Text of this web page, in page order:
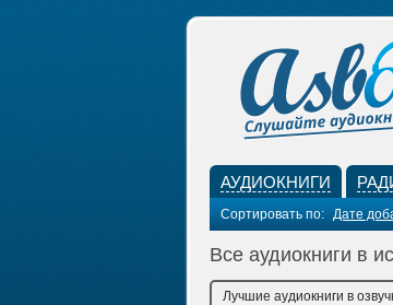
АУДИОКНИГИ
Сортировать по: Дате
Все аудиокниги в
Лучшие аудиокниги в